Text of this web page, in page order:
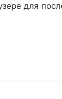
для